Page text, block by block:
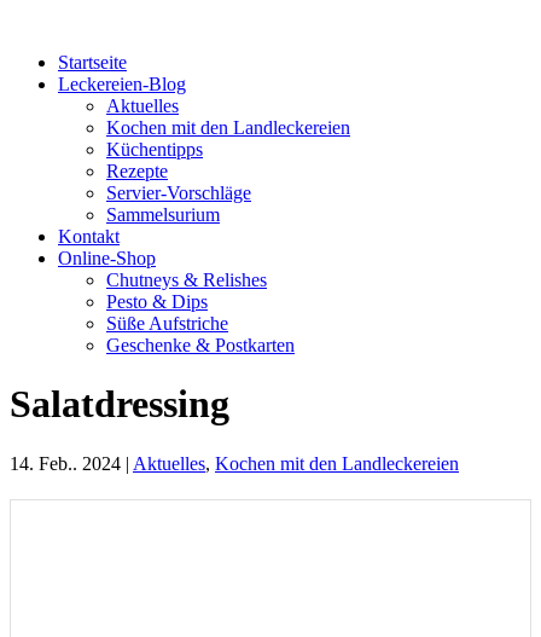
Startseite
Leckereien-Blog
Aktuelles
Kochen mit den Landleckereien
Küchentipps
Rezepte
Servier-Vorschläge
Sammelsurium
Kontakt
Online-Shop
Chutneys & Relishes
Pesto & Dips
Süße Aufstriche
Geschenke & Postkarten
Salatdressing
14. Feb.. 2024 | Aktuelles, Kochen mit den Landleckereien